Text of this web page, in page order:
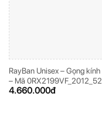
RayBan Unisex – Gọng
– Mã 0RX2199VF_2012_52
4.660.000đ